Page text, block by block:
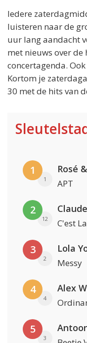
Iedere
luisteren naar de
uur lang aandacht
met nieuws over
concertagenda.
Kortom je
30 met de hits van
1
1
Rosé
APT
2
12
Claude
C'est
3
2
Lola
Messy
4
4
Alex
5
3